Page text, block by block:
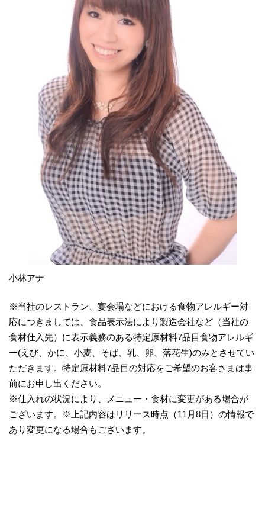
小林アナ
※当社のレストラン、宴会場などにおける食物アレルギー対
応につきましては、食品表示法により製造会社など（当社の
食材仕入先）に表示義務のある特定原材料7品目食物アレルギ
ー(えび、かに、小麦、そば、乳、卵、落花生)のみとさせてい
ただきます。特定原材料7品目の対応をご希望のお客さまは事
前にお申し出ください。
※仕入れの状況により、メニュー・食材に変更がある場合が
ございます。※上記内容はリリース時点（11月8日）の情報で
あり変更になる場合もございます。